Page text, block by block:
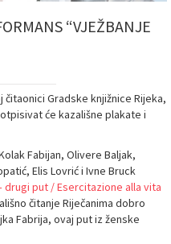
“VJEŽBANJE
čitaonici Gradske knjižnice Rijeka,
će kazališne plakate i
Fabijan, Olivere Baljak,
Elis Lovrić i Ivne Bruck
drugi put / Esercitazione alla vita
čitanje Riječanima dobro
Fabrija, ovaj put iz ženske